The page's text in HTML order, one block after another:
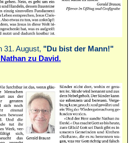
31. August, "Du bist der Mann!"
zu David.